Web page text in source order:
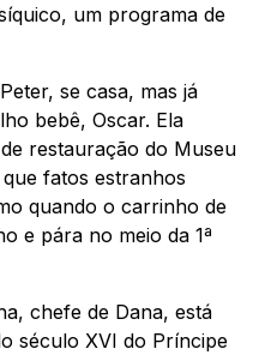
um programa de
se casa, mas já
bebê, Oscar. Ela
restauração do Museu
fatos estranhos
quando o carrinho de
e pára no meio da 1ª
chefe de Dana, está
século XVI do Príncipe